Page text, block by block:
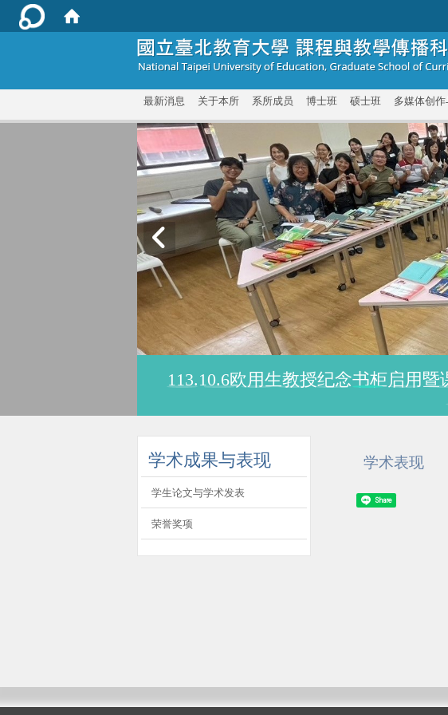
最新消息 关于本所 系所成员 博士班 硕士班 多媒体创
113.10.6欧用生教授纪念书柜启用
学术成果与表现
学生论文与学术发表
荣誉奖项
学术表现
Share